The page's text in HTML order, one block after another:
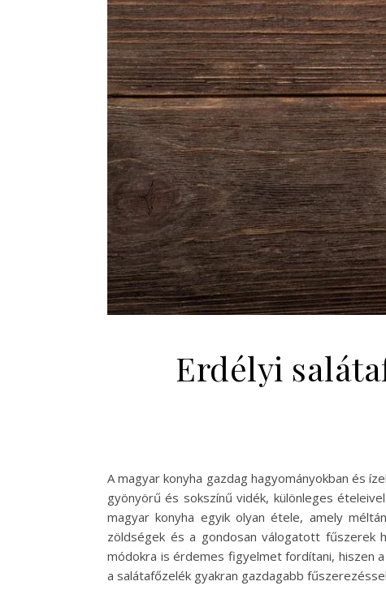
Erdélyi
A magyar konyha gazdag hagyományokban és
gyönyörű és sokszínű vidék, különleges
magyar konyha egyik olyan étele, amely
zöldségek és a gondosan válogatott fűszerek
módokra is érdemes figyelmet fordítani, hiszen
a salátafőzelék gyakran gazdagabb